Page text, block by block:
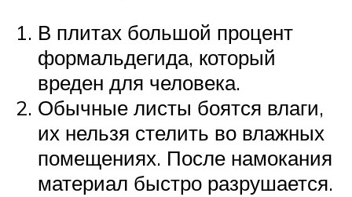
В плитах большой процент
формальдегида, который
вреден для человека.
Обычные листы боятся влаги,
их нельзя стелить во влажных
помещениях. После намокания
материал быстро разрушается.